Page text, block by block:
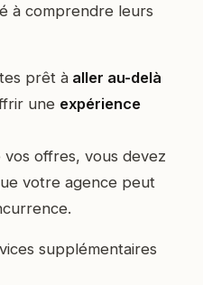
à comprendre leurs
prêt à aller au-delà
une expérience
vos offres, vous devez
votre agence peut
supplémentaires